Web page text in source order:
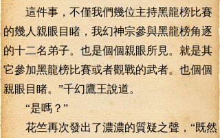
這件事，不僅我們幾位主持黑龍榜比賽
的幾人親眼目睹，我幻神宗參與黑龍榜角逐
的十二名弟子。也是個個親眼所見。就是其
它參加黑龍榜比賽或者觀戰的武者。也個個
親眼目睹。”千幻鷹王說道。
“是嗎？”
花竺再次發出了濃濃的質疑之聲，“既然